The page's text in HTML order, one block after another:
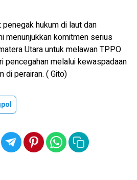
hukum di laut dan
menunjukkan komitmen serius
Utara untuk melawan TPPO
pencegahan melalui kewaspadaan
di perairan. ( Gito)